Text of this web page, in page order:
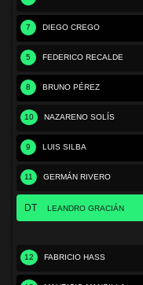
7 DIEGO CREGO
5 FEDERICO RECALDE
8 BRUNO PÉREZ
10 NAZARENO SOLÍS
9 LUIS SILBA
11 GERMÁN RIVERO
DT LEANDRO GRACIÁN
12 FABRICIO HASS